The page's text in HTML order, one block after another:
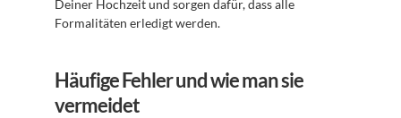
Deiner Hochzeit und sorgen dafür, dass alle
Formalitäten erledigt werden.
Häufige Fehler und wie man sie
vermeidet